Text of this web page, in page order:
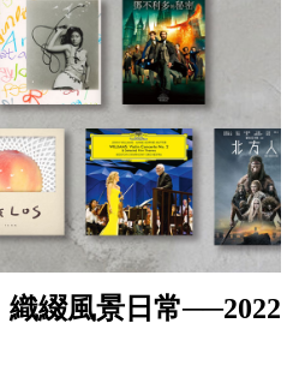
綴風景日常──2022